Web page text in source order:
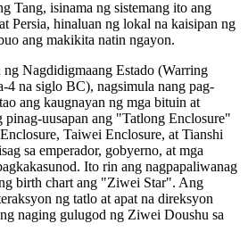
Tang, isinama ng sistemang ito ang
Persia, hinaluan ng lokal na kaisipan ng
ang makikita natin ngayon.
ng Nagdidigmaang Estado (Warring
4 na siglo BC), nagsimula nang pag-
ang kaugnayan ng mga bituin at
pinag-uusapan ang "Tatlong Enclosure"
Taiwei Enclosure, at Tianshi
sa emperador, gobyerno, at mga
Ito rin ang nagpapaliwanag
birth chart ang "Ziwei Star". Ang
ng tatlo at apat na direksyon
naging gulugod ng Ziwei Doushu sa